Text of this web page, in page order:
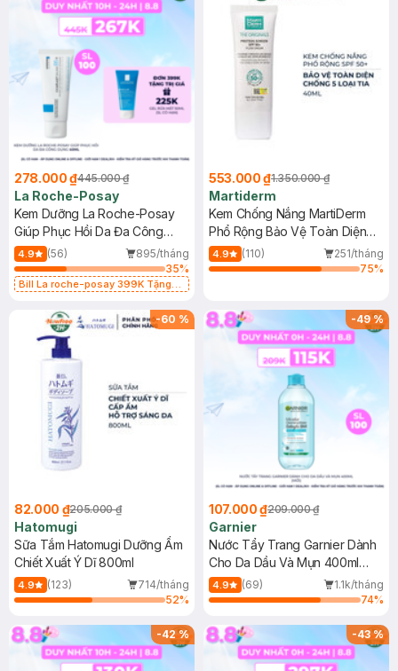
278.000 ₫445.000 ₫
La Roche-Posay
Kem Dưỡng La Roche-Posay
Giúp Phục Hồi Da Đa Công
Dụng 40ml
4.9 (56)
895/tháng
35%
Bill La roche-posay 399K Tặng
(SL có hạn)
553.000 ₫1.350.000 ₫
Martiderm
Kem Chống Nắng MartiDerm
Phổ Rộng Bảo Vệ Toàn Diện
40ml
4.9 (110)
251/tháng
75%
-60 %
82.000 ₫205.000 ₫
Hatomugi
Sữa Tắm Hatomugi Dưỡng Ẩm
Chiết Xuất Ý Dĩ 800ml
4.9 (123)
714/tháng
52%
-49%
107.000 ₫209.000 ₫
Garnier
Nước Tẩy Trang Garnier Dành
Cho Da Dầu Và Mụn 400ml
(Mới)
4.9 (69)
1.1k/tháng
74%
-42% -43%